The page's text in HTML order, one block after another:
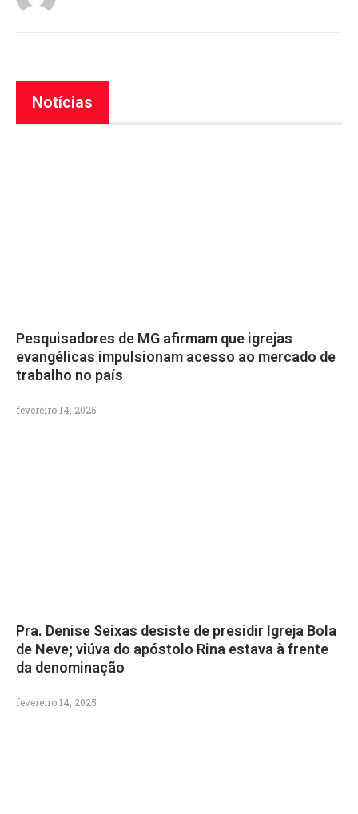
Notícias
Pesquisadores de MG afirmam que igrejas
evangélicas impulsionam acesso ao mercado de
trabalho no país
fevereiro 14, 2025
Pra. Denise Seixas desiste de presidir Igreja Bola
de Neve; viúva do apóstolo Rina estava à frente
da denominação
fevereiro 14, 2025